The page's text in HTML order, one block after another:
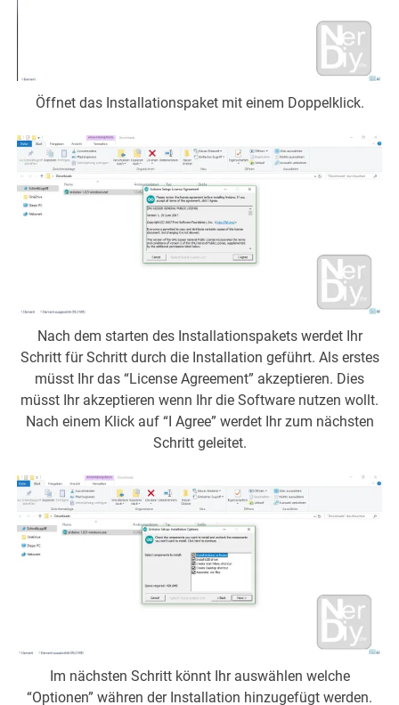
Öffnet das Installationspaket mit einem Doppelklick.
Nach dem starten des Installationspakets werdet Ihr
Schritt für Schritt durch die Installation geführt. Als erstes
müsst Ihr das “License Agreement” akzeptieren. Dies
müsst Ihr akzeptieren wenn Ihr die Software nutzen wollt.
Nach einem Klick auf “I Agree” werdet Ihr zum nächsten
Schritt geleitet.
Im nächsten Schritt könnt Ihr auswählen welche
“Optionen” währen der Installation hinzugefügt werden.